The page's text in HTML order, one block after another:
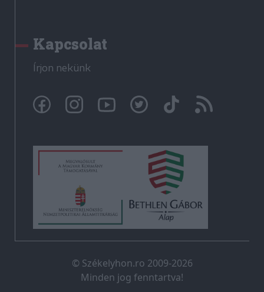
Kapcsolat
Írjon nekünk
© Székelyhon.ro 2009-2026
Minden jog fenntartva!